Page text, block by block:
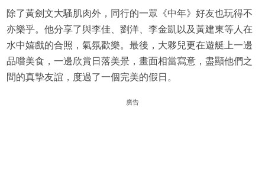
除了黃劍文大騷肌肉外，同行的一眾《中年》好友也玩得不
亦樂乎。他分享了與李佳、劉洋、李金凱以及黃建東等人在
水中嬉戲的合照，氣氛歡樂。最後，大夥兒更在遊艇上一邊
品嚐美食，一邊欣賞日落美景，畫面相當寫意，盡顯他們之
間的真摯友誼，度過了一個完美的假日。
廣告